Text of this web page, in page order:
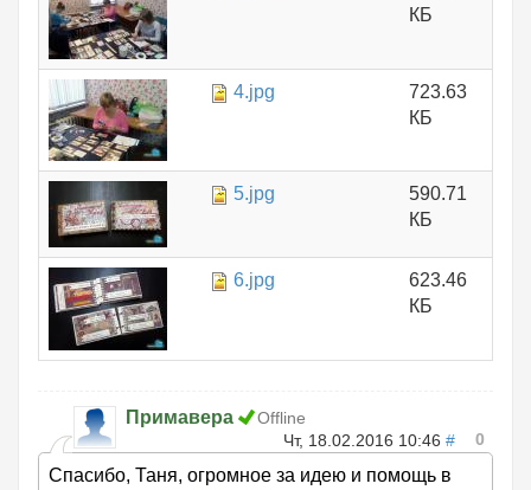
КБ
4.jpg
723.63
КБ
5.jpg
590.71
КБ
6.jpg
623.46
КБ
Примавера
Offline
Чт, 18.02.2016 10:46 # 0
Спасибо, Таня, огромное за идею и помощь в